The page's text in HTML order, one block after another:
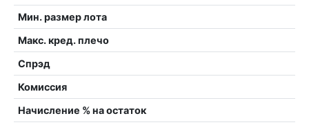
Мин. размер лота
Макс. кред. плечо
Спрэд
Комиссия
Начисление % на остаток